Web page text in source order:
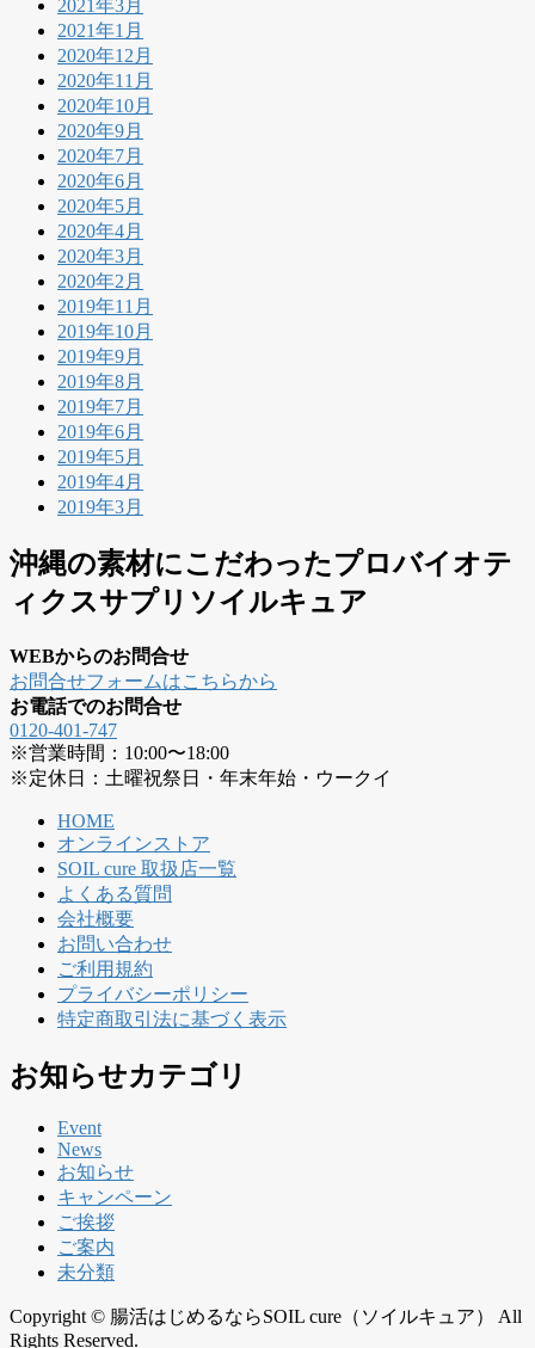
2021年3月
2021年1月
2020年12月
2020年11月
2020年10月
2020年9月
2020年7月
2020年6月
2020年5月
2020年4月
2020年3月
2020年2月
2019年11月
2019年10月
2019年9月
2019年8月
2019年7月
2019年6月
2019年5月
2019年4月
2019年3月
沖縄の素材にこだわったプロバイオテ
ィクスサプリソイルキュア
WEBからのお問合せ
お問合せフォームはこちらから
お電話でのお問合せ
0120-401-747
※営業時間：10:00〜18:00
※定休日：土曜祝祭日・年末年始・ウークイ
HOME
オンラインストア
SOIL cure 取扱店一覧
よくある質問
会社概要
お問い合わせ
ご利用規約
プライバシーポリシー
特定商取引法に基づく表示
お知らせカテゴリ
Event
News
お知らせ
キャンペーン
ご挨拶
ご案内
未分類
Copyright © 腸活はじめるならSOIL cure（ソイルキュア） All
Rights Reserved.